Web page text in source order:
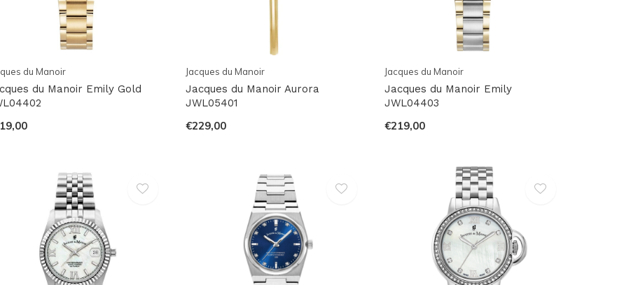
du Manoir
du Manoir Emily Gold
Jacques du Manoir
Jacques du Manoir Aurora
JWL05401
€229,00
Jacques du Manoir
Jacques du Manoir Emily
JWL04403
€219,00